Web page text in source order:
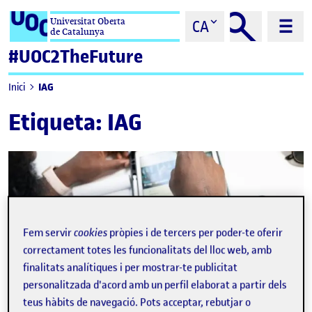
Saltar al contingutUniversitat Oberta
de Catalunya
CA
#UOC2TheFuture
Inici IAG
Etiqueta: IAG
Fem servircookies pròpies i de tercers per poder-te oferir
correctament totes les funcionalitats del lloc web, amb
finalitats analítiques i per mostrar-te publicitat
personalitzada d'acord amb un perfil elaborat a partir dels
teus hàbits de navegació. Pots acceptar, rebutjar o